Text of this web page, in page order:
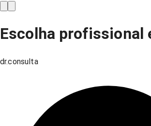
Escolha profissional
dr.consulta